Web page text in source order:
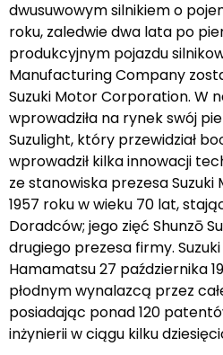
dwusuwowym silnikiem o
roku, zaledwie dwa lata po
produkcyjnym pojazdu
Manufacturing Company
Suzuki Motor Corporation. W
wprowadziła na rynek swój
Suzulight, który przewidział
wprowadził kilka innowacji
ze stanowiska prezesa
1957 roku w wieku 70 lat,
Doradców; jego zięć Shunzō
drugiego prezesa firmy.
Hamamatsu 27 października
płodnym wynalazcą przez
posiadając ponad 120
inżynierii w ciągu kilku